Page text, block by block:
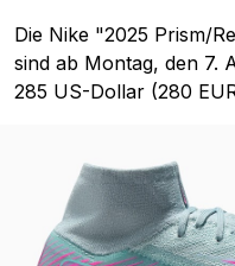
Die Nike "2025 Prism/
sind ab Montag, den 7.
285 US-Dollar (280